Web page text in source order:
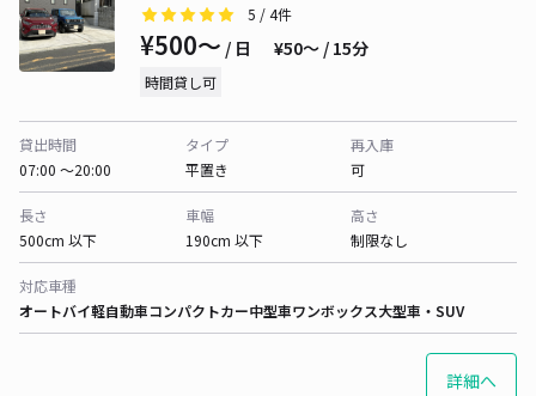
5 / 4件
¥500〜 / 日 ¥50〜 / 15分
時間貸し可
貸出時間
07:00 〜20:00
タイプ
平置き
再入庫
可
長さ
500cm 以下
車幅
190cm 以下
高さ
制限なし
対応車種
オートバイ軽自動車コンパクトカー中型車ワンボックス大型車・SUV
詳細へ